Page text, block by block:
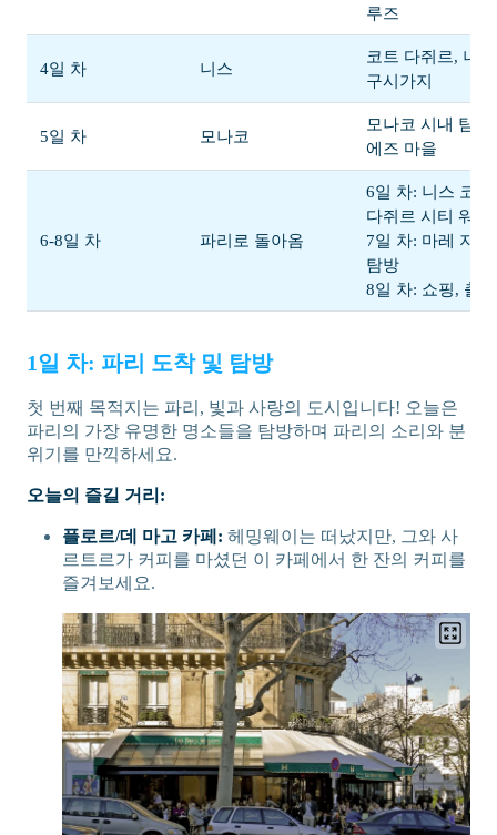
루즈
4일 차 니스
코트 다쥐르, 니스
구시가지
5일 차 모나코
모나코 시내 탐방,
에즈 마을
6-8일 차 파리로 돌아옴
6일 차: 니스 코트
다쥐르 시티 워크
7일 차: 마레 지구
탐방
8일 차: 쇼핑, 출국
1일 차: 파리 도착 및 탐방
첫 번째 목적지는 파리, 빛과 사랑의 도시입니다! 오늘은
파리의 가장 유명한 명소들을 탐방하며 파리의 소리와 분
위기를 만끽하세요.
오늘의 즐길 거리:
플로르/데 마고 카페: 헤밍웨이는 떠났지만, 그와 사
르트르가 커피를 마셨던 이 카페에서 한 잔의 커피를
즐겨보세요.